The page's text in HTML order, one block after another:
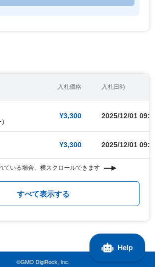
入札価格 入札日時
¥3,300 2025/12/01
¥3,300 2025/12/01
ている場合、横スクロールできます
すべて表示する
©GMO DigiRock, Inc.